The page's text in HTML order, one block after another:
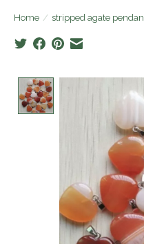
Home / stripped agate
Product